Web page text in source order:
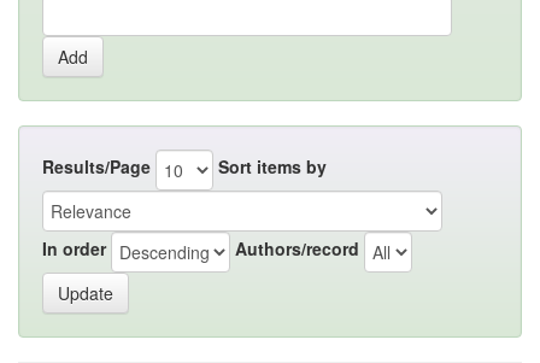
Results/Page Sort items by
In order Authors/record